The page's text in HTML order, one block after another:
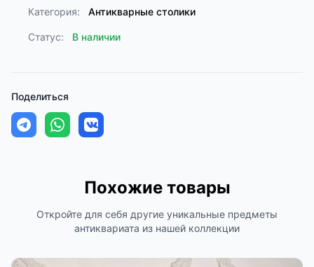
Категория: Антикварные столики
Статус: В наличии
Поделиться
Похожие товары
Откройте для себя другие уникальные предметы
антиквариата из нашей коллекции